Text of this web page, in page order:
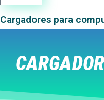
Cargadores para